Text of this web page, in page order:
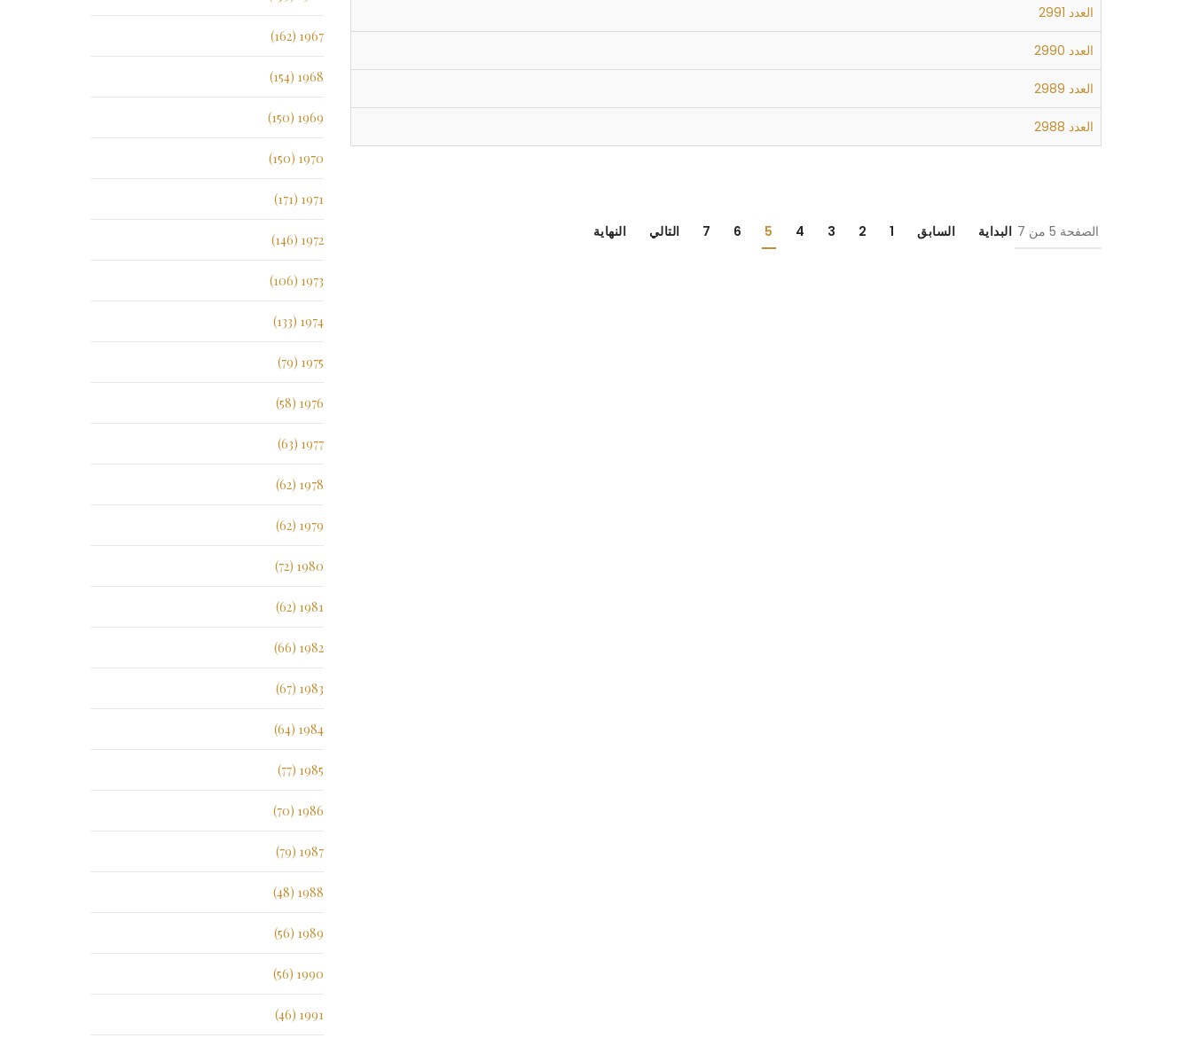
العدد 2991
العدد 2990
العدد 2989
العدد 2988
الصفحة 5 من 7 البداية السابق 1
2
3
4
5
6
7 التالي النهاية
1967 (162)
1968 (154)
1969 (150)
1970 (150)
1971 (171)
1972 (146)
1973 (106)
1974 (133)
1975 (79)
1976 (58)
1977 (63)
1978 (62)
1979 (62)
1980 (72)
1981 (62)
1982 (66)
1983 (67)
1984 (64)
1985 (77)
1986 (70)
1987 (79)
1988 (48)
1989 (56)
1990 (56)
1991 (46)